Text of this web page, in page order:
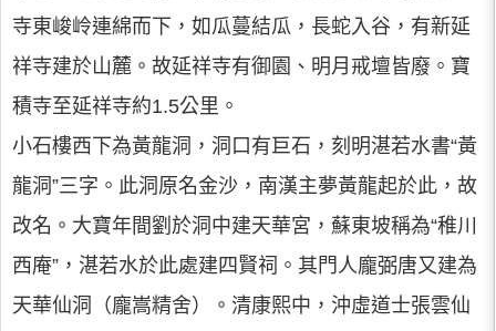
寺東峻岭連綿而下，如瓜蔓結瓜，長蛇入谷，有新延
祥寺建於山麓。故延祥寺有御園、明月戒壇皆廢。寶
積寺至延祥寺約1.5公里。
小石樓西下為黃龍洞，洞口有巨石，刻明湛若水書“黃
龍洞”三字。此洞原名金沙，南漢主夢黃龍起於此，故
改名。大寶年間劉於洞中建天華宮，蘇東坡稱為“稚川
西庵”，湛若水於此處建四賢祠。其門人龐弼唐又建為
天華仙洞（龐嵩精舍）。清康熙中，沖虛道士張雲仙